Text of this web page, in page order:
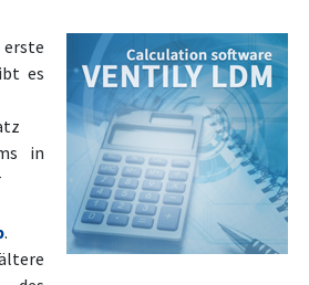
es
in
.